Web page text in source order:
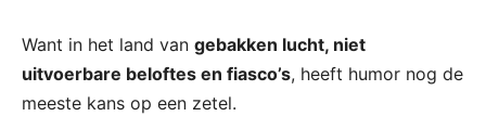
Want in het land van gebakken lucht, niet
uitvoerbare beloftes en fiasco’s, heeft humor nog de
meeste kans op een zetel.